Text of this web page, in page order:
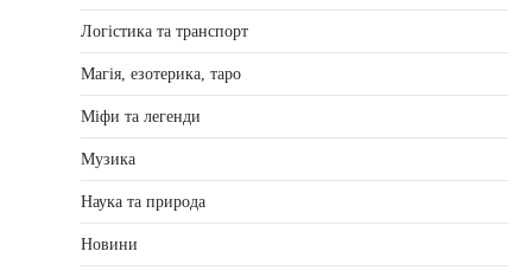
Логістика та транспорт
Магія, езотерика, таро
Міфи та легенди
Музика
Наука та природа
Новини